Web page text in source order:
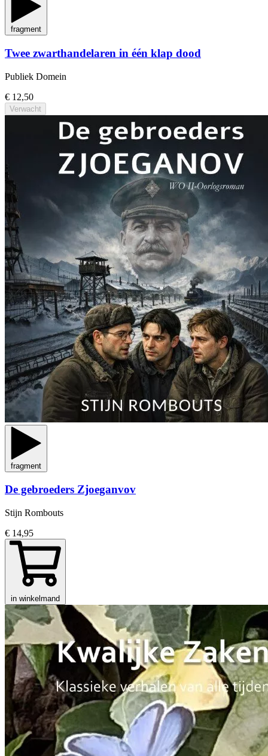
fragment
Twee zwarthandelaren in één klap dood
Publiek Domein
€ 12,50
Verwacht
fragment
De gebroeders Zjoeganvov
Stijn Rombouts
€ 14,95
in winkelmand